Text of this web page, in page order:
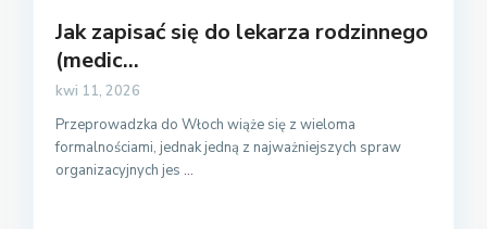
Jak zapisać się do lekarza rodzinnego
(medic...
kwi 11, 2026
Przeprowadzka do Włoch wiąże się z wieloma
formalnościami, jednak jedną z najważniejszych spraw
organizacyjnych jes ...